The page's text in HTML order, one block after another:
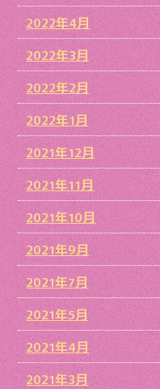
2022年4月
2022年3月
2022年2月
2022年1月
2021年12月
2021年11月
2021年10月
2021年9月
2021年7月
2021年5月
2021年4月
2021年3月